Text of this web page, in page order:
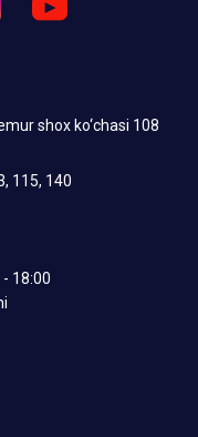
shox ko‘chasi 108
115, 140
18:00